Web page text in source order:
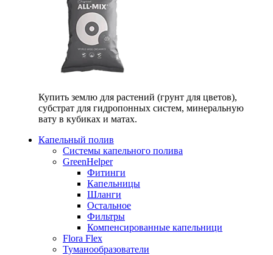
Купить землю для растений (грунт для цветов),
субстрат для гидропонных систем, минеральную
вату в кубиках и матах.
Капельный полив
Системы капельного полива
GreenHelper
Фитинги
Капельницы
Шланги
Остальное
Фильтры
Компенсированные капельници
Flora Flex
Туманообразователи